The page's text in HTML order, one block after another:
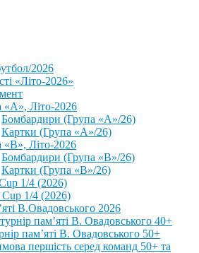
2026
«Літо-2026»
«А», Літо-2026
Бомбардири (Група «А»/26)
Картки (Група «А»/26)
«В», Літо-2026
Бомбардири (Група «В»/26)
Картки (Група «В»/26)
1/4 (2026)
1/4 (2026)
В.Овадовського 2026
пам’яті В. Овадовського 40+
пам’яті В. Овадовського 50+
першість серед команд 50+ та